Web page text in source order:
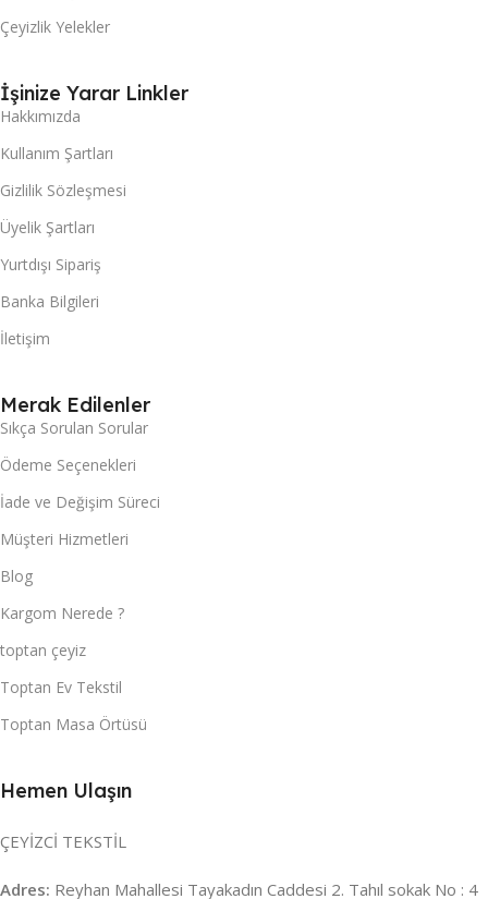
Çeyizlik Yelekler
İşinize Yarar Linkler
Hakkımızda
Kullanım Şartları
Gizlilik Sözleşmesi
Üyelik Şartları
Yurtdışı Sipariş
Banka Bilgileri
İletişim
Merak Edilenler
Sıkça Sorulan Sorular
Ödeme Seçenekleri
İade ve Değişim Süreci
Müşteri Hizmetleri
Blog
Kargom Nerede ?
toptan çeyiz
Toptan Ev Tekstil
Toptan Masa Örtüsü
Hemen Ulaşın
ÇEYİZCİ TEKSTİL
Adres: Reyhan Mahallesi Tayakadın Caddesi 2. Tahıl sokak No : 4